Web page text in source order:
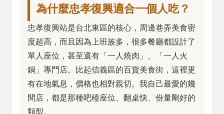
為什麼忠孝復興適合一個人吃？
忠孝復興站是台北東區的核心，周邊巷弄美食密
度超高，而且因為上班族多，很多餐廳都設計了
單人座位，甚至還有「一人燒肉」、「一人火
鍋」專門店。比起信義區的百貨美食街，這裡更
有在地氣息，價格也相對親切。我自己最愛的幾
間店，都是那種吧檯座位、翻桌快、份量剛好的
類型。